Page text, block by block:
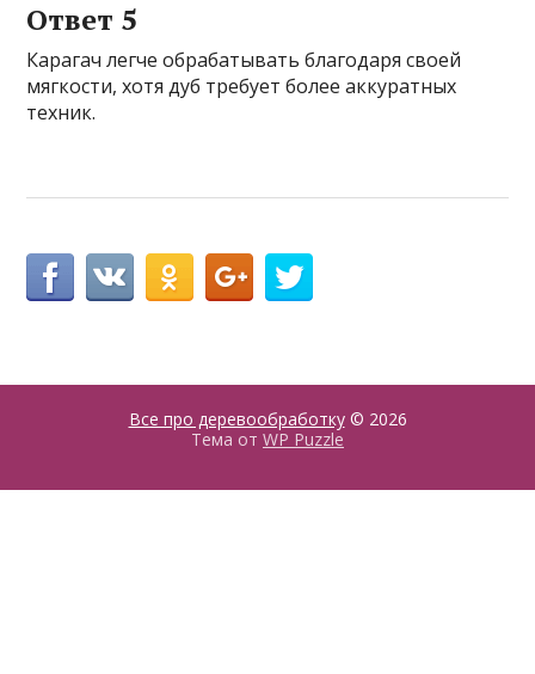
Ответ 5
Карагач легче обрабатывать благодаря своей
мягкости, хотя дуб требует более аккуратных
техник.
Все про деревообработку© 2026
Тема от WP Puzzle